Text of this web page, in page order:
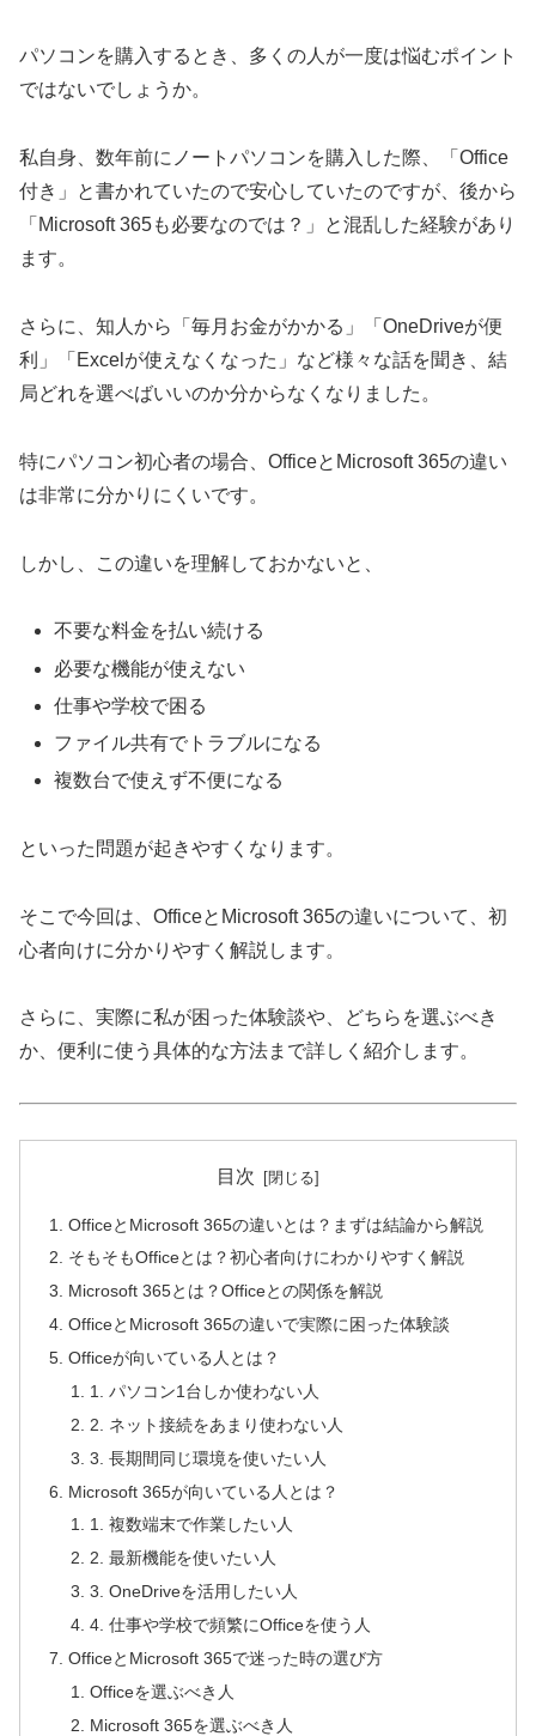
パソコンを購入するとき、多くの人が一度は悩むポイント
ではないでしょうか。
私自身、数年前にノートパソコンを購入した際、「Office
付き」と書かれていたので安心していたのですが、後から
「Microsoft 365も必要なのでは？」と混乱した経験があり
ます。
さらに、知人から「毎月お金がかかる」「OneDriveが便
利」「Excelが使えなくなった」など様々な話を聞き、結
局どれを選べばいいのか分からなくなりました。
特にパソコン初心者の場合、OfficeとMicrosoft 365の違い
は非常に分かりにくいです。
しかし、この違いを理解しておかないと、
不要な料金を払い続ける
必要な機能が使えない
仕事や学校で困る
ファイル共有でトラブルになる
複数台で使えず不便になる
といった問題が起きやすくなります。
そこで今回は、OfficeとMicrosoft 365の違いについて、初
心者向けに分かりやすく解説します。
さらに、実際に私が困った体験談や、どちらを選ぶべき
か、便利に使う具体的な方法まで詳しく紹介します。
目次
OfficeとMicrosoft 365の違いとは？まずは結論から解説
そもそもOfficeとは？初心者向けにわかりやすく解説
Microsoft 365とは？Officeとの関係を解説
OfficeとMicrosoft 365の違いで実際に困った体験談
Officeが向いている人とは？
1. パソコン1台しか使わない人
2. ネット接続をあまり使わない人
3. 長期間同じ環境を使いたい人
Microsoft 365が向いている人とは？
1. 複数端末で作業したい人
2. 最新機能を使いたい人
3. OneDriveを活用したい人
4. 仕事や学校で頻繁にOfficeを使う人
OfficeとMicrosoft 365で迷った時の選び方
Officeを選ぶべき人
Microsoft 365を選ぶべき人